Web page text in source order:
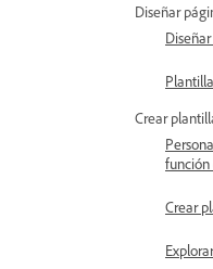
Diseñar
Crear
función
Crear